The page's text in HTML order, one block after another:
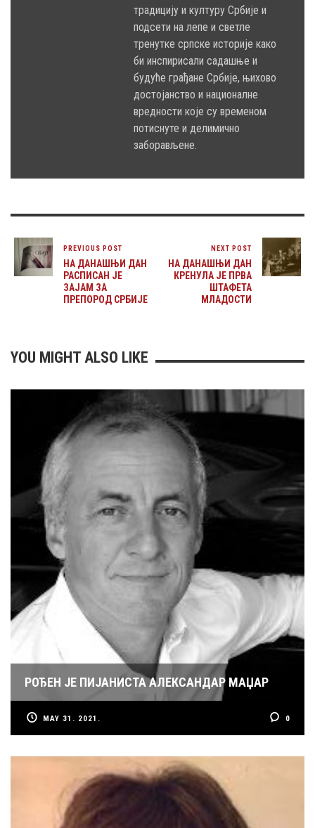
традицију и културу Србије и
подсети на лепе и светле
тренутке српске историје како
би инспирисали садашње и
будуће грађане Србије, њихово
достојанство и националне
вредности које су временом
потиснуте и делимично
заборављене.
PREVIOUS POST
НА ДАНАШЊИ ДАН
РАСПИСАН ЈЕ
ЗАЈАМ ЗА
ПРЕПОРОД СРБИЈЕ
NEXT POST
НА ДАНАШЊИ ДАН
КРЕНУЛА ЈЕ ПРВА
ШТАФЕТА
МЛАДОСТИ
YOU MIGHT ALSO LIKE
РОЂЕН ЈЕ ПИЈАНИСТА АЛЕКСАНДАР МАЏАР
MAY 31. 2021. 0